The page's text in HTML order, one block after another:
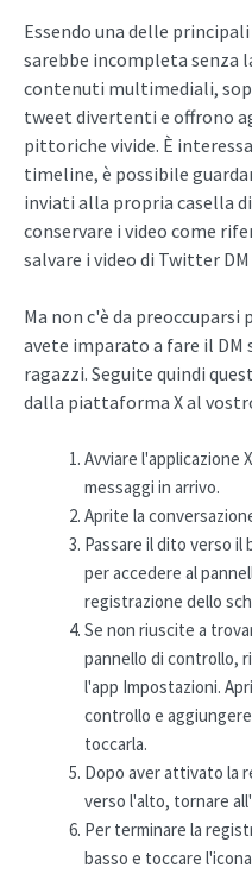
Essendo una delle
sarebbe incompleta senza
contenuti multimediali,
tweet divertenti e offrono
pittoriche vivide. È
timeline, è possibile
inviati alla propria casella
conservare i video come
salvare i video di Twitter
Ma non c'è da preoccuparsi
avete imparato a fare il DM
ragazzi. Seguite quindi
dalla piattaforma X al
Avviare l'applicazione
messaggi in arrivo.
Aprite la
Passare il dito verso il
per accedere al
registrazione dello
Se non riuscite a
pannello di controllo,
l'app Impostazioni.
controllo e
toccarla.
Dopo aver attivato la
verso l'alto, tornare
Per terminare la
basso e toccare